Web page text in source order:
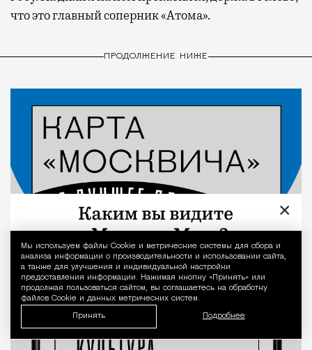
Уведомление
Мы используем файлы Сookie и метрические системы для сбора и
анализа информации о производительности и использовании сайта,
а также для улучшения и индивидуальной настройки
предоставления информации. Нажимая кнопку «Принять» или
продолжая пользоваться сайтом, вы соглашаетесь на обработку
файлов Cookie и данных метрических систем.
Принять Подробнее
что это главный соперник «Атома».
ПРОДОЛЖЕНИЕ НИЖЕ
×